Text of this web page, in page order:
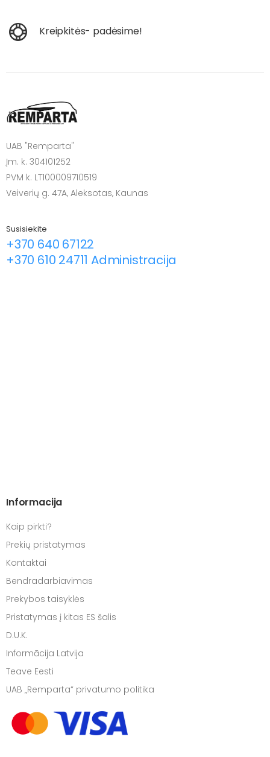
Kreipkitės- padėsime!
UAB "Remparta"
Įm. k. 304101252
PVM k. LT100009710519
Veiverių g. 47A, Aleksotas, Kaunas
Susisiekite
+370 640 67122
+370 610 24711 Administracija
Informacija
Kaip pirkti?
Prekių pristatymas
Kontaktai
Bendradarbiavimas
Prekybos taisyklės
Pristatymas į kitas ES šalis
D.U.K.
Informācija Latvija
Teave Eesti
UAB „Remparta“ privatumo politika